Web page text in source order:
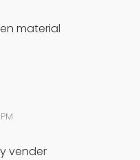
material
vender